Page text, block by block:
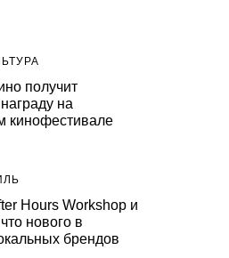
получит
на
кинофестивале
Hours Workshop и
нового в
брендов